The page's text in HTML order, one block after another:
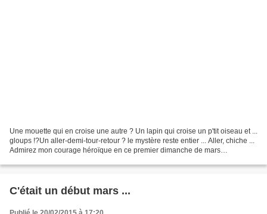
Une mouette qui en croise une autre ? Un lapin qui croise un p'tit oiseau et ...
gloups !?Un aller-demi-tour-retour ? le mystère reste entier ... Aller, chiche ...
Admirez mon courage héroïque en ce premier dimanche de mars
C'était un début mars ...